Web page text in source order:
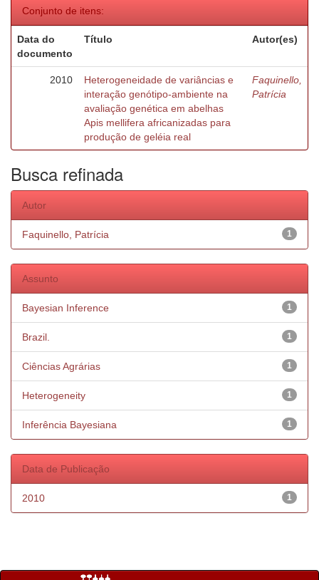
Conjunto de itens:
Data do
documento
Título Autor(es)
2010
Heterogeneidade de variâncias e
interação genótipo-ambiente na
avaliação genética em abelhas
Apis mellifera africanizadas para
produção de geléia real
Faquinello,
Patrícia
Busca refinada
Autor
1
Faquinello, Patrícia
Assunto
1
Bayesian Inference
1
Brazil.
1
Ciências Agrárias
1
Heterogeneity
1
Inferência Bayesiana
Data de Publicação
1
2010